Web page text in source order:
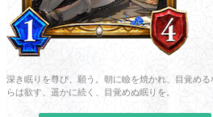
深き眠りを尊び、願う。朝に瞼を焼かれ、目覚め
らは欲す、遥かに続く、目覚めぬ眠りを。